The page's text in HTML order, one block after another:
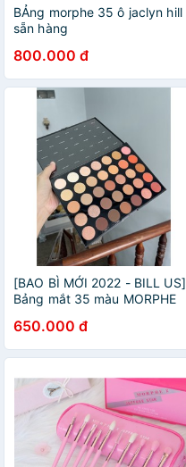
BẢng morphe 35 ô jaclyn hill
sẵn hàng
800.000 đ
[BAO BÌ MỚI 2022 - BILL US]
Bảng mắt 35 màu MORPHE
650.000 đ